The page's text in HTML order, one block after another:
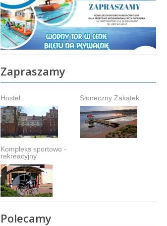
Zapraszamy
Hostel Słoneczny Zakątek
Kompleks sportowo -
rekreacyjny
Polecamy